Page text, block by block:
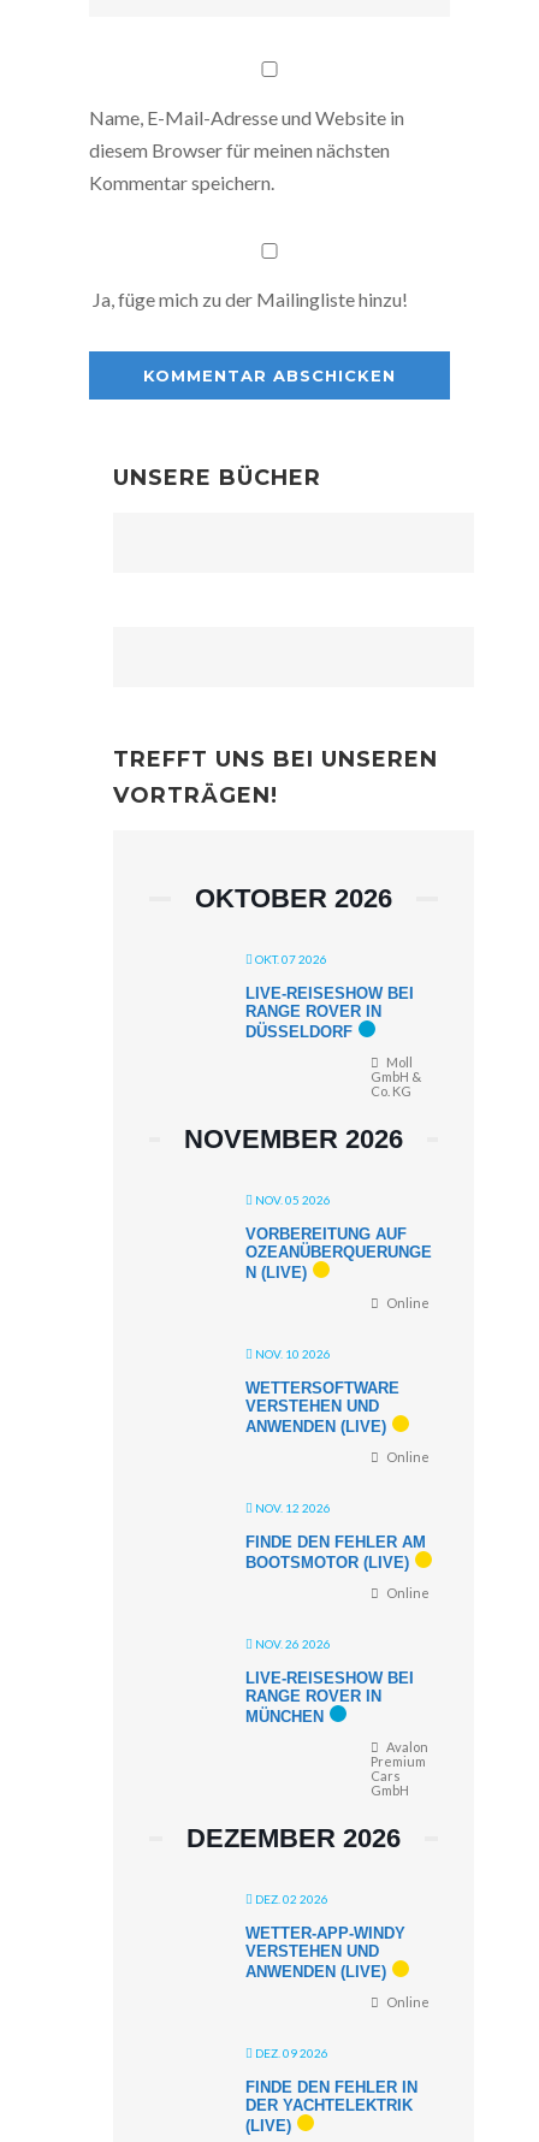
Name, E-Mail-Adresse und Website in
diesem Browser für meinen nächsten
Kommentar speichern.
Ja, füge mich zu der Mailingliste hinzu!
UNSERE BÜCHER
TREFFT UNS BEI UNSEREN
VORTRÄGEN!
OKTOBER 2026
OKT. 07 2026
LIVE-REISESHOW BEI
RANGE ROVER IN
DÜSSELDORF
Moll
GmbH &
Co. KG
NOVEMBER 2026
NOV. 05 2026
VORBEREITUNG AUF
OZEANÜBERQUERUNGE
N (LIVE)
Online
NOV. 10 2026
WETTERSOFTWARE
VERSTEHEN UND
ANWENDEN (LIVE)
Online
NOV. 12 2026
FINDE DEN FEHLER AM
BOOTSMOTOR (LIVE)
Online
NOV. 26 2026
LIVE-REISESHOW BEI
RANGE ROVER IN
MÜNCHEN
Avalon
Premium
Cars
GmbH
DEZEMBER 2026
DEZ. 02 2026
WETTER-APP-WINDY
VERSTEHEN UND
ANWENDEN (LIVE)
Online
DEZ. 09 2026
FINDE DEN FEHLER IN
DER YACHTELEKTRIK
(LIVE)